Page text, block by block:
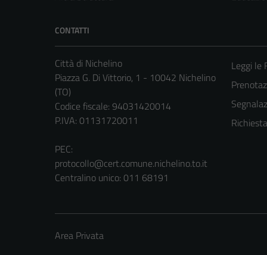
CONTATTI
Città di Nichelino
Piazza G. Di Vittorio, 1 - 10042 Nichelino
(TO)
Codice fiscale: 94031420014
P.IVA: 01131720011
PEC:
protocollo@cert.comune.nichelino.to.it
Centralino unico: 011 68191
Leggi le
Area Privata